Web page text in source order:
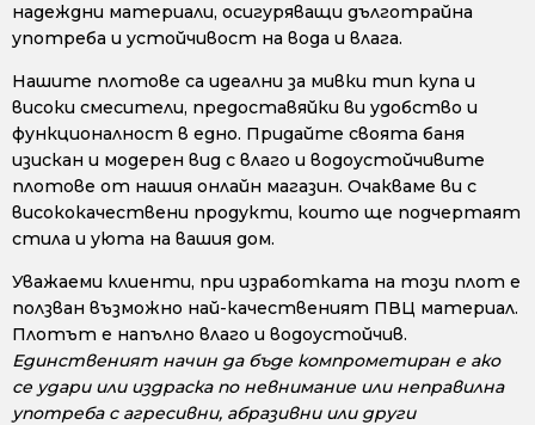
надеждни материали, осигуряващи дълготрайна
употреба и устойчивост на вода и влага.
Нашите плотове са идеални за мивки тип купа и
високи смесители, предоставяйки ви удобство и
функционалност в едно. Придайте своята баня
изискан и модерен вид с влаго и водоустойчивите
плотове от нашия онлайн магазин. Очакваме ви с
висококачествени продукти, които ще подчертаят
стила и уюта на вашия дом.
Уважаеми клиенти, при изработката на този плот е
ползван възможно най-качественият ПВЦ материал.
Плотът е напълно влаго и водоустойчив.
Единственият начин да бъде компрометиран е ако
се удари или издраска по невнимание или неправилна
употреба с агресивни, абразивни или други